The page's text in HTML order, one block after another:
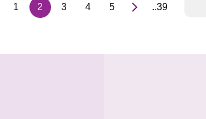
1 2 3 4 5 ..39